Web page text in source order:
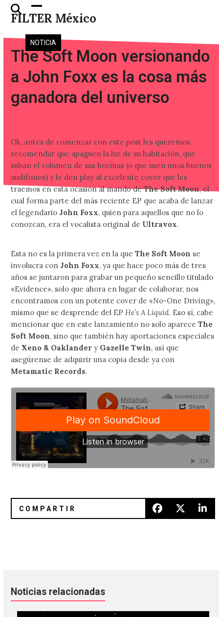
Skip
FILTER México
Open
mobile
menu
Close
mobile
menu
NOTICIA
The Soft Moon versionando
a John Foxx es la cosa más
ganadora del universo
Ok, antes de comenzar con este post les queremos
recomendar que apaguen la luz de su habitación, que
suban el volumen de sus bocinas (o que usen unos buenos
audífonos) y le den play al excelente cover que les
traemos en esta ocasión al mando deThe Soft Moon, el
cual forma parte del más reciente EP que acaba de lanzar
el legendario John Foxx, quien para aquellos que no lo
conozcan, era el vocalista original de Ultravox.
Esta no es la primera vez en la queThe Soft Moon se
involucra con John Foxx, ya que hace poco más de tres
años se juntaron para grabar un pequeño sencillo titulado
«Evidence», solo que ahora en lugar de colaborar, nos
encontramos con un potente cover de «No-One Driving»,
mismo que se desprende del EPHe’s A Liquid. Eso sí, cabe
mencionar que en este lanzamiento no solo apareceThe
Soft Moon, sino que también hay aportaciones especiales
de Xeno & Oaklander y Gazelle Twin, así que
asegúrense de adquirir una copia desde ya con
Metamatic Records.
Noticias relacionadas